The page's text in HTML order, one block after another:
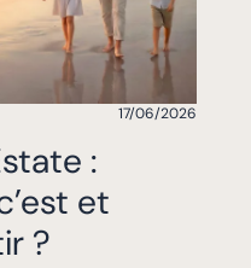
17/06/2026
:
et
?